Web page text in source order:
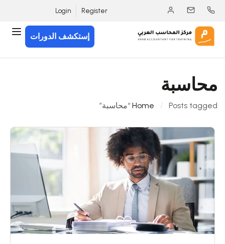
Register
Login
إستكشف الدورات
محاسبة
Home Posts tagged “محاسبة”